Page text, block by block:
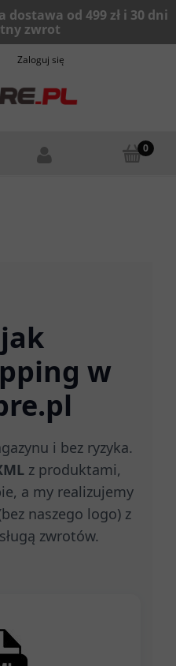
Zaloguj się
w
i bez ryzyka.
z produktami,
a my realizujemy
naszego logo) z
zwrotów.